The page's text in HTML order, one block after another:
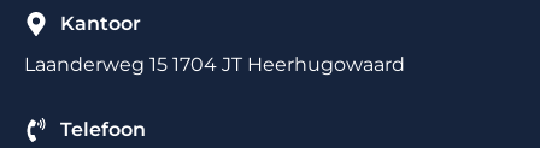
Kantoor
Laanderweg 15 1704 JT Heerhugowaard
Telefoon